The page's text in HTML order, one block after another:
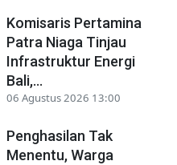
Komisaris Pertamina
Patra Niaga Tinjau
Infrastruktur Energi
Bali,...
06 Agustus 2026 13:00
Penghasilan Tak
Menentu, Warga